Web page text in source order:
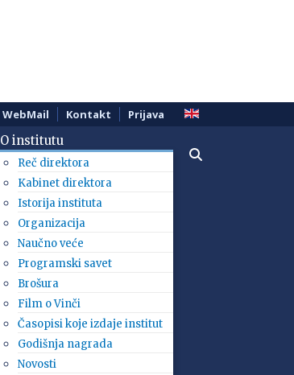
WebMail Kontakt Prijava
O institutu
Reč direktora
Kabinet direktora
Istorija instituta
Organizacija
Naučno veće
Programski savet
Brošura
Film o Vinči
Časopisi koje izdaje institut
Godišnja nagrada
Novosti